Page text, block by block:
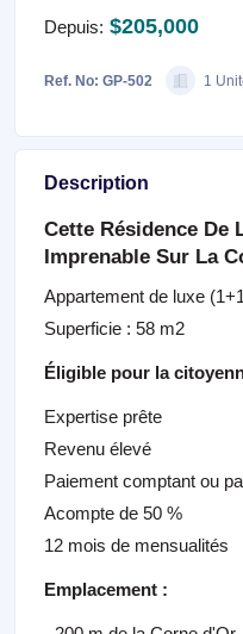
Depuis: $205,000
Ref. No: GP-502 1
Description
Cette Résidence De
Imprenable Sur La
Appartement de luxe
Superficie : 58 m2
Éligible pour la
Expertise prête
Revenu élevé
Paiement comptant ou
Acompte de 50 %
12 mois de mensualités
Emplacement :